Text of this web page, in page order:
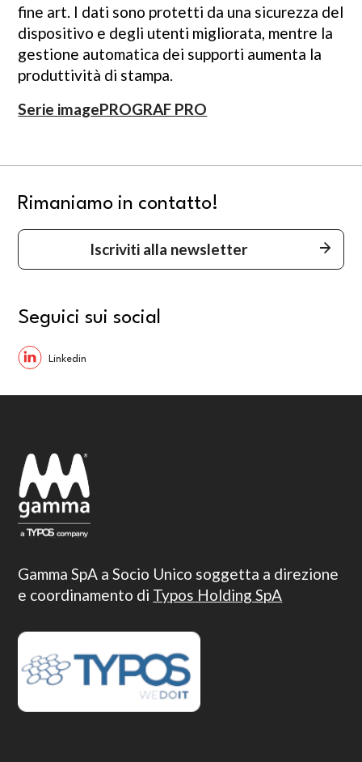
fine art. I dati sono protetti da una sicurezza del
dispositivo e degli utenti migliorata, mentre la
gestione automatica dei supporti aumenta la
produttività di stampa.
Serie imagePROGRAF PRO
Rimaniamo in contatto!
Iscriviti alla newsletter
Seguici sui social
Gamma SpA a Socio Unico soggetta a direzione
e coordinamento di Typos Holding SpA